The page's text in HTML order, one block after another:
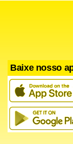
O fato de ser um
jogou apenas no
que promete
grandes
Baixe nosso